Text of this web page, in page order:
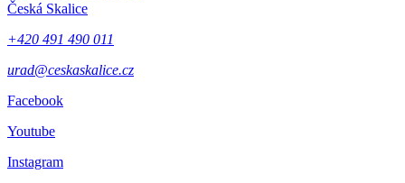
Česká Skalice
+420 491 490 011
urad@ceskaskalice.cz
Facebook
Youtube
Instagram